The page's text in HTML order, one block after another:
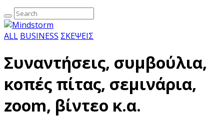
ALL BUSINESS ΣΚΕΨΕΙΣ
Συναντήσεις, συμβούλια,
κοπές πίτας, σεμινάρια,
zoom, βίντεο κ.α.